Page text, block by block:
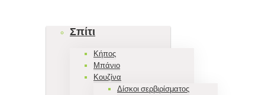
Σπίτι
Κήπος
Μπάνιο
Κουζίνα
Δίσκοι σερβιρίσματος